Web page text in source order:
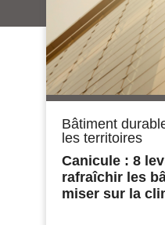
Bâtiment
les territoires
Canicule : 8
rafraîchir les
miser sur la